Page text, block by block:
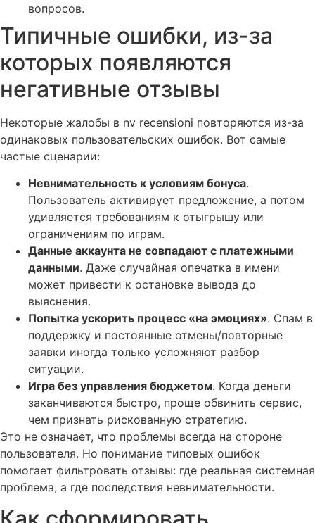
вопросов.
Типичные ошибки, из-за
которых появляются
негативные отзывы
Некоторые жалобы в nv recensioni повторяются из-за
одинаковых пользовательских ошибок. Вот самые
частые сценарии:
Невнимательность к условиям бонуса.
Пользователь активирует предложение, а потом
удивляется требованиям к отыгрышу или
ограничениям по играм.
Данные аккаунта не совпадают с платежными
данными. Даже случайная опечатка в имени
может привести к остановке вывода до
выяснения.
Попытка ускорить процесс «на эмоциях». Спам в
поддержку и постоянные отмены/повторные
заявки иногда только усложняют разбор
ситуации.
Игра без управления бюджетом. Когда деньги
заканчиваются быстро, проще обвинить сервис,
чем признать рискованную стратегию.
Это не означает, что проблемы всегда на стороне
пользователя. Но понимание типовых ошибок
помогает фильтровать отзывы: где реальная системная
проблема, а где последствия невнимательности.